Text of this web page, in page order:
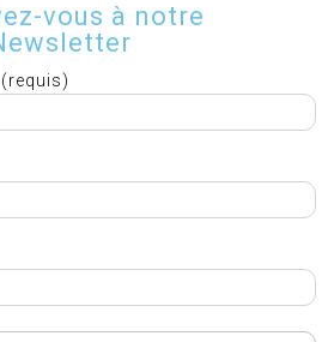
vous à notre